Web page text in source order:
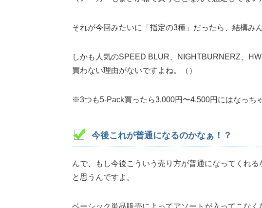
それが今回みたいに「指定の3種」だったら、結構み
しかも人気のSPEED BLUR、NIGHTBURNERZ、HW
買わない理由がないですよね。（）
※3つも5-Pack買ったら3,000円〜4,500円にはなっち
今後これが普通になるのかなぁ！？
んで、もし今後こういう売り方が普通になってくれ
と思うんですよ。